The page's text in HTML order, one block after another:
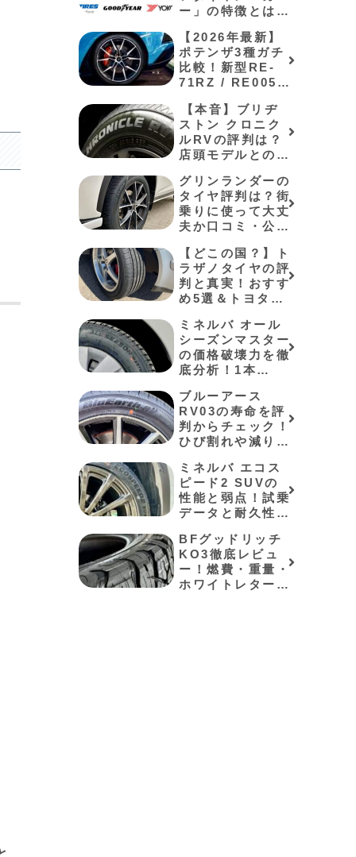
ー」の特徴とは？
命と失敗しない選
び方
【2026年最新】
ポテンザ3種ガチ
比較！新型RE-
71RZ / RE005と
⁠【本音】ブリヂ
ストン クロニク
ルRVの評判は？
店頭モデルとの違
罠を解説⁠
グリンランダーの
タイヤ評判は？街
乗りに使って大丈
夫か口コミ・公式
証！おすすめ5選
も紹介
【どこの国？】ト
ラザノタイヤの評
判と真実！おすす
め5選＆トヨタ適
ミネルバ オール
シーズンマスター
の価格破壊力を徹
底分析！1本
アイスバーンでの
弱点
ブルーアース
RV03の寿命を評
判からチェック！
ひび割れや減りが
ミネルバ エコス
ピード2 SUVの
性能と弱点！試乗
データと耐久性を
BFグッドリッチ
KO3徹底レビュ
ー！燃費・重量・
ホワイトレターの